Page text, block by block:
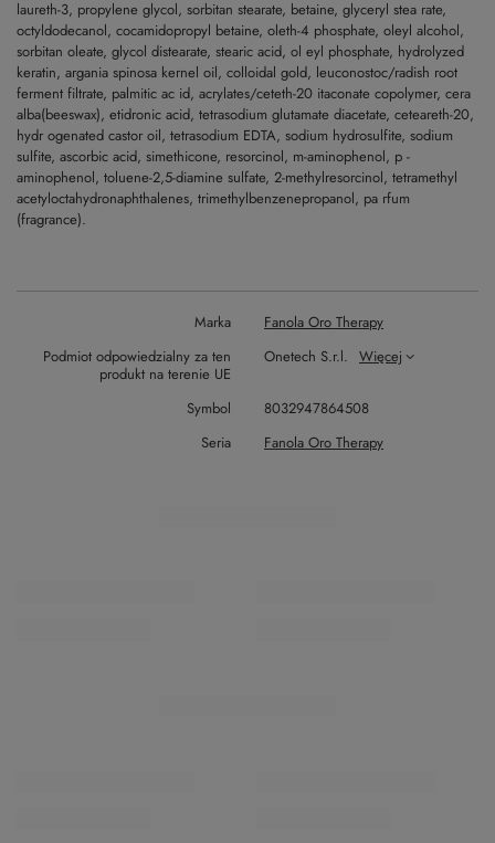
laureth-3, propylene glycol, sorbitan stearate, betaine, glyceryl stea rate,
octyldodecanol, cocamidopropyl betaine, oleth-4 phosphate, oleyl alcohol,
sorbitan oleate, glycol distearate, stearic acid, ol eyl phosphate, hydrolyzed
keratin, argania spinosa kernel oil, colloidal gold, leuconostoc/radish root
ferment filtrate, palmitic ac id, acrylates/ceteth-20 itaconate copolymer, cera
alba(beeswax), etidronic acid, tetrasodium glutamate diacetate, ceteareth-20,
hydr ogenated castor oil, tetrasodium EDTA, sodium hydrosulfite, sodium
sulfite, ascorbic acid, simethicone, resorcinol, m-aminophenol, p -
aminophenol, toluene-2,5-diamine sulfate, 2-methylresorcinol, tetramethyl
acetyloctahydronaphthalenes, trimethylbenzenepropanol, pa rfum
(fragrance).
Marka
Fanola Oro Therapy
Podmiot odpowiedzialny za ten
produkt na terenie UE
Onetech S.r.l. Więcej
Symbol
8032947864508
Seria
Fanola Oro Therapy